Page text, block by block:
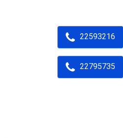
22593216
22795735